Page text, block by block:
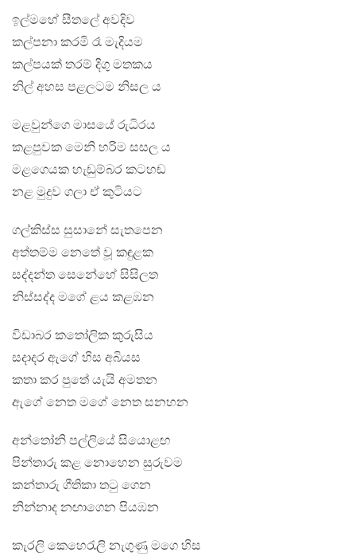
ඉල්මහේ සීතලේ අවදිව
කල්පනා කරමි රෑ මැදියම
කල්පයක් තරම් දිගු මතකය
නිල් අහස පළලටම නිසල ය
මළවුන්ගෙ මාසයේ රුධිරය
කළපුවක මෙනි හරිම සසල ය
මළගෙයක හැඬුම්බර කටහඬ
නළ මුදුව ගලා ඒ කුටියට
ගල්කිස්ස සුසානේ සැතපෙන
අත්තම්ම නෙතේ වූ කඳුළක
සද්දන්ත සෙනේහේ සිසිලත
නිස්සද්ද මගේ ළය කළඹන
විඩාබර කතෝලික කුරුසිය
සදාදර ඇගේ හිස අබියස
කතා කර පුතේ යැයි අමතන
ඇගේ නෙත මගේ නෙත සනහන
අන්තෝනි පල්ලියේ සියොළඟ
පින්තාරු කළ නොහෙන සුරුවම
කන්තාරු ගීතිකා තටු ගෙන
නින්නාද නඟාගෙන පියඹන
කැරලි කෙහෙරැලි නැගුණු මගෙ හිස